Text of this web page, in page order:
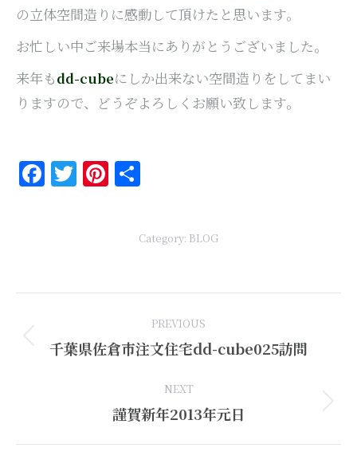
の立体空間造りに感動して頂けたと思います。
お忙しい中ご来場本当にありがとうございました。
来年もdd-cubeにしか出来ない空間造りをしてまい
りますので、どうぞよろしくお願い致します。
Facebook
Twitter
Pinterest
Category: BLOG
PREVIOUS
Previous
千葉県佐倉市注文住宅dd-cube025訪問
NEXT
Next
謹賀新年2013年元日